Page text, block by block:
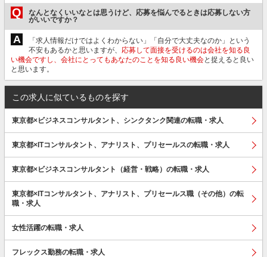
Q
なんとなくいいなとは思うけど、応募を悩んでるときは応募しない方
がいいですか？
A
「求人情報だけではよくわからない」「自分で大丈夫なのか」という
不安もあるかと思いますが、 応募して面接を受けるのは会社を知る良
い機会ですし、会社にとってもあなたのことを知る良い機会と捉えると良い
と思います。
この求人に似ているものを探す
東京都×ビジネスコンサルタント、シンクタンク関連の転職・求人
東京都×ITコンサルタント、アナリスト、プリセールスの転職・求人
東京都×ビジネスコンサルタント（経営・戦略）の転職・求人
東京都×ITコンサルタント、アナリスト、プリセールス職（その他）の転
職・求人
女性活躍の転職・求人
フレックス勤務の転職・求人